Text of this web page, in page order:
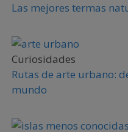
Las mejores termas
Curiosidades
Rutas de arte urbano:
mundo